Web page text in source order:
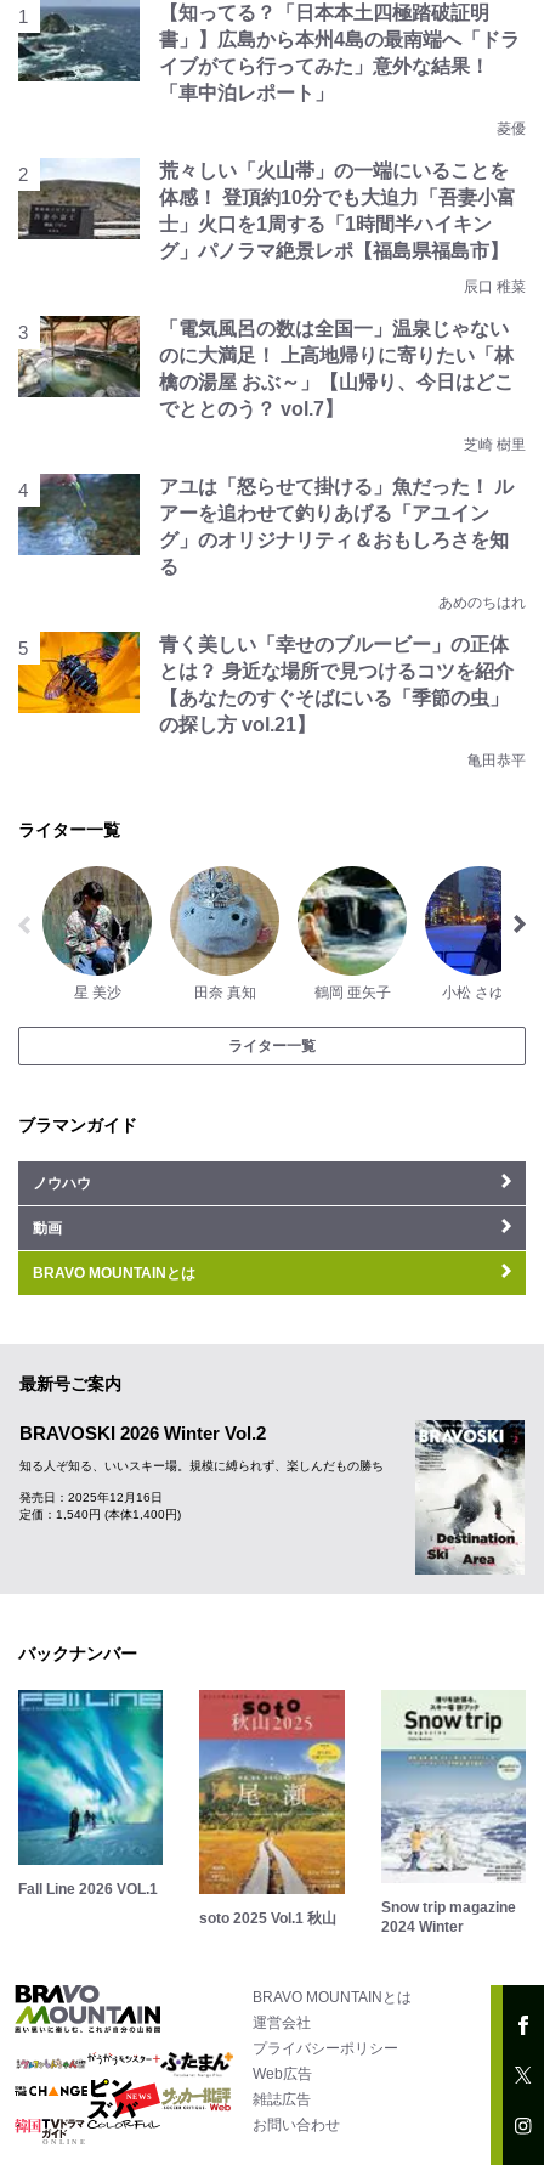
【知ってる？「日本本土四極踏破証明
書」】広島から本州4島の最南端へ「ドラ
イブがてら行ってみた」意外な結果！
「車中泊レポート」
菱優
荒々しい「火山帯」の一端にいることを
体感！ 登頂約10分でも大迫力「吾妻小富
士」火口を1周する「1時間半ハイキン
グ」パノラマ絶景レポ【福島県福島市】
辰口 稚菜
「電気風呂の数は全国一」温泉じゃない
のに大満足！ 上高地帰りに寄りたい「林
檎の湯屋 おぶ～」【山帰り、今日はどこ
でととのう？ vol.7】
芝崎 樹里
アユは「怒らせて掛ける」魚だった！ ル
アーを追わせて釣りあげる「アユイン
グ」のオリジナリティ＆おもしろさを知
る
あめのちはれ
青く美しい「幸せのブルービー」の正体
とは？ 身近な場所で見つけるコツを紹介
【あなたのすぐそばにいる「季節の虫」
の探し方 vol.21】
亀田恭平
ライター一覧
星 美沙 田奈 真知 鶴岡 亜矢子 小松 さゆり
ライター一覧
ブラマンガイド
ノウハウ
動画
BRAVO MOUNTAINとは
最新号ご案内
BRAVOSKI 2026 Winter Vol.2
知る人ぞ知る、いいスキー場。規模に縛られず、楽しんだもの勝ち
発売日：2025年12月16日
定価：1,540円 (本体1,400円)
バックナンバー
Fall Line 2026 VOL.1
soto 2025 Vol.1 秋山
Snow trip magazine
2024 Winter
BRAVO MOUNTAINとは
運営会社
プライバシーポリシー
Web広告
雑誌広告
お問い合わせ